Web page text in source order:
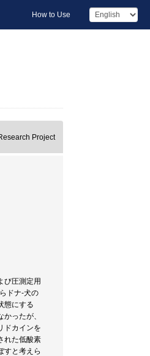
How to Use
Project
び圧測定用
ドナ-犬の
態にする
ったが、
ドカインを
れた低酸素
すと考えら